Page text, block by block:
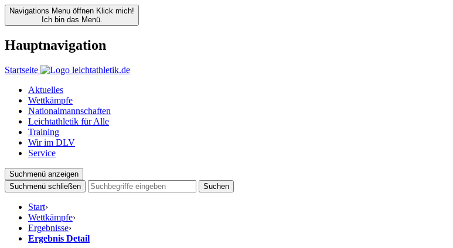
Navigations Menu öffnen Klick mich!
Ich bin das Menü.
Hauptnavigation
Startseite
Aktuelles
Wettkämpfe
Nationalmannschaften
Leichtathletik für Alle
Training
Wir im DLV
Service
Suchmenü anzeigen
Suchmenü schließen
Suchen
Start›
Wettkämpfe›
Ergebnisse›
Ergebnis Detail